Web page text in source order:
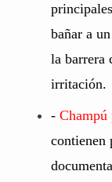
bañar a
la barrera
irritación.
- Champú
contienen